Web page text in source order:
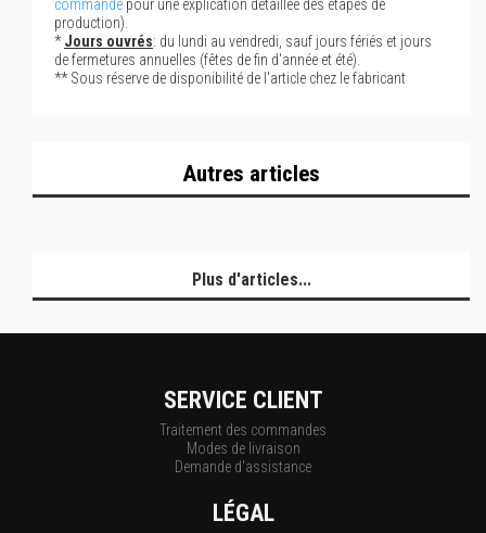
commande pour une explication détaillée des étapes de
production).
*Jours ouvrés: du lundi au vendredi, sauf jours fériés et jours
de fermetures annuelles (fêtes de fin d'année et été).
** Sous réserve de disponibilité de l'article chez le fabricant
Autres articles
Plus d'articles...
SERVICE CLIENT
Traitement des commandes
Modes de livraison
Demande d'assistance
LÉGAL